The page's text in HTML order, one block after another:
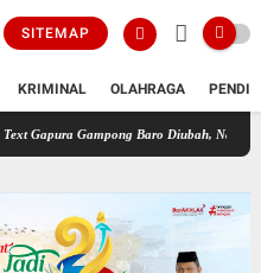
SITEMAP
KRIMINAL OLAHRAGA
Gapura Gampong Baro Diubah, Nama